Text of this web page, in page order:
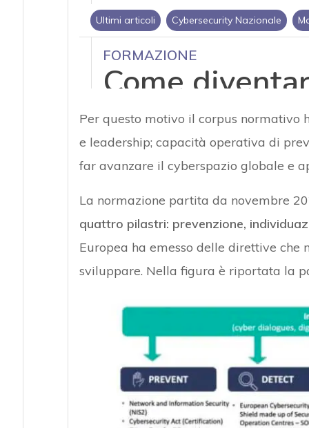
Per questo motivo il corpus normativo
e leadership; capacità operativa di
far avanzare il cyberspazio globale e
La normazione partita da novembre
quattro pilastri: prevenzione,
Europea ha emesso delle direttive che
sviluppare. Nella figura è riportata la